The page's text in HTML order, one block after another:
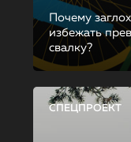
Почему
избежать
свалку?
СПЕЦПРОЕКТ